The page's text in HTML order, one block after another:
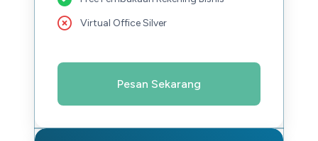
Virtual Office Silver
Pesan Sekarang